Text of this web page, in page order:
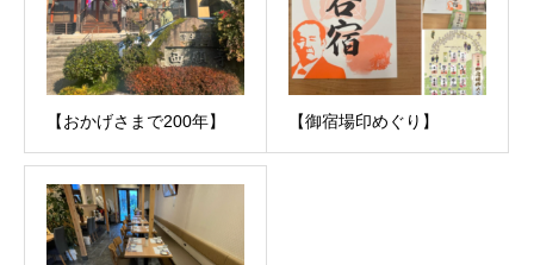
【おかげさまで200年】 【御宿場印めぐり】